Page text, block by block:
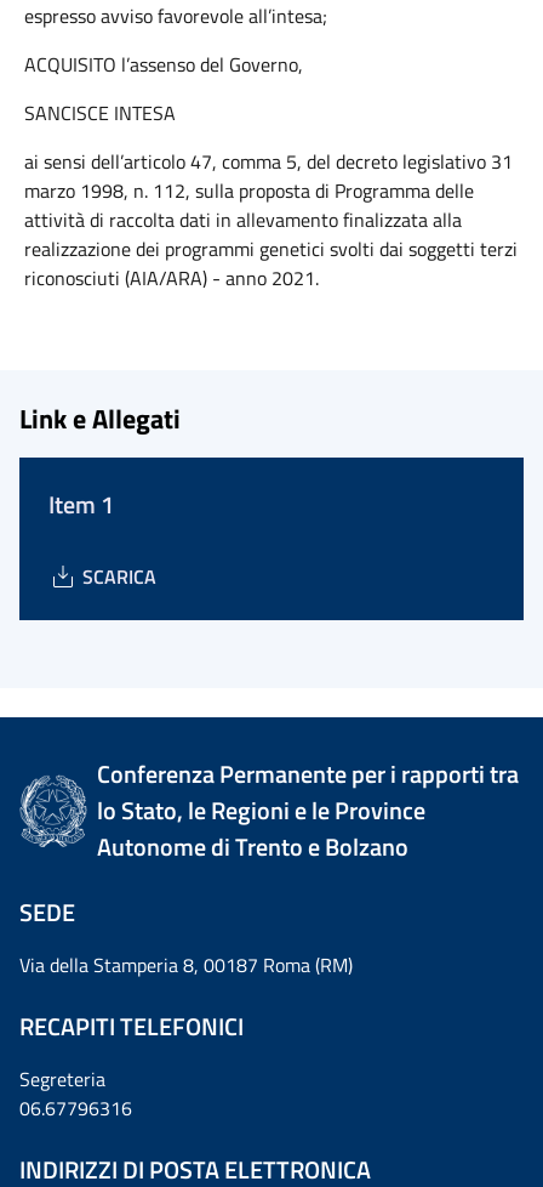
espresso avviso favorevole all’intesa;
ACQUISITO l’assenso del Governo,
SANCISCE INTESA
ai sensi dell’articolo 47, comma 5, del decreto legislativo 31
marzo 1998, n. 112, sulla proposta di Programma delle
attività di raccolta dati in allevamento finalizzata alla
realizzazione dei programmi genetici svolti dai soggetti terzi
riconosciuti (AIA/ARA) - anno 2021.
Link e Allegati
Item 1
SCARICA
Conferenza Permanente per i rapporti tra
lo Stato, le Regioni e le Province
Autonome di Trento e Bolzano
SEDE
Via della Stamperia 8, 00187 Roma (RM)
RECAPITI TELEFONICI
Segreteria
06.67796316
INDIRIZZI DI POSTA ELETTRONICA